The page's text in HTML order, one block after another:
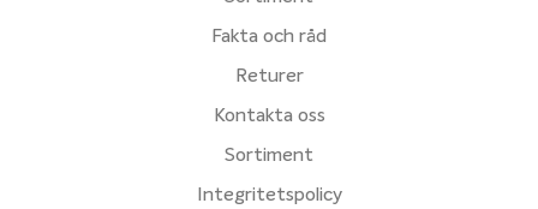
Fakta och råd
Returer
Kontakta oss
Sortiment
Integritetspolicy